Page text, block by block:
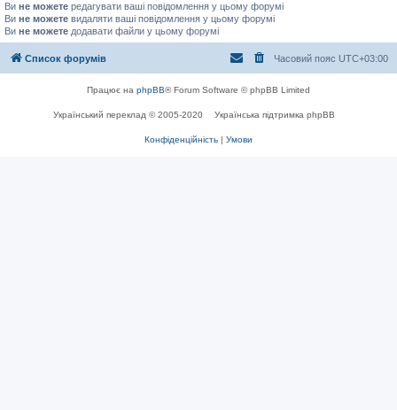
Ви не можете редагувати ваші повідомлення у цьому форумі
Ви не можете видаляти ваші повідомлення у цьому форумі
Ви не можете додавати файли у цьому форумі
Список форумів Часовий пояс UTC+03:00
Працює на phpBB® Forum Software © phpBB Limited
Український переклад © 2005-2020 Українська підтримка phpBB
Конфіденційність | Умови